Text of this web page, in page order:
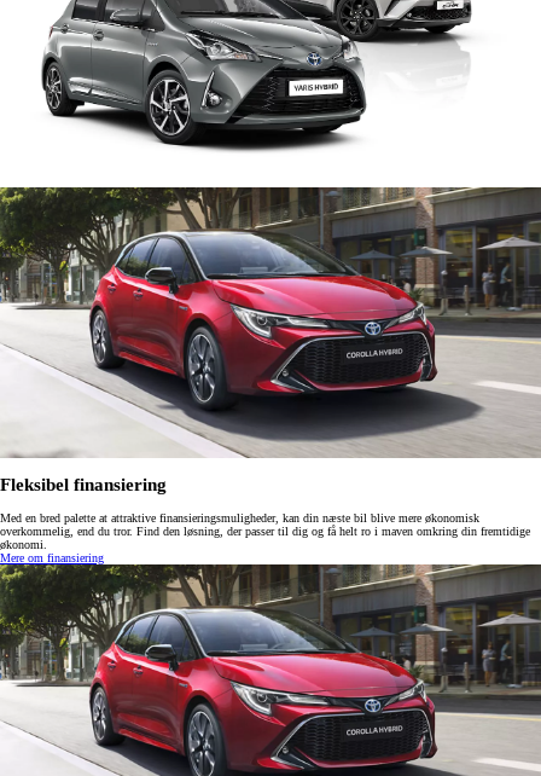
Fleksibel finansiering
Med en bred palette at attraktive finansieringsmuligheder, kan din næste bil blive mere økonomisk
overkommelig, end du tror. Find den løsning, der passer til dig og få helt ro i maven omkring din fremtidige
økonomi.
Mere om finansiering